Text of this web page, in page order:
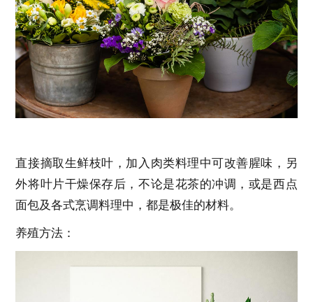
直接摘取生鲜枝叶，加入肉类料理中可改善腥味，另
外将叶片干燥保存后，不论是花茶的冲调，或是西点
面包及各式烹调料理中，都是极佳的材料。
养殖方法：